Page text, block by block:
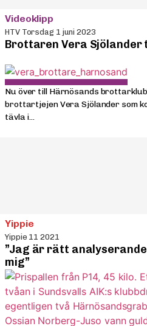
Videoklipp
HTV Torsdag 1 juni 2023
Brottaren Vera Sjölander
Nu över till Härnösands
brottartjejen Vera Sjölander som
tävla i...
Yippie
Yippie 11 2021
”Jag är rätt
mig”